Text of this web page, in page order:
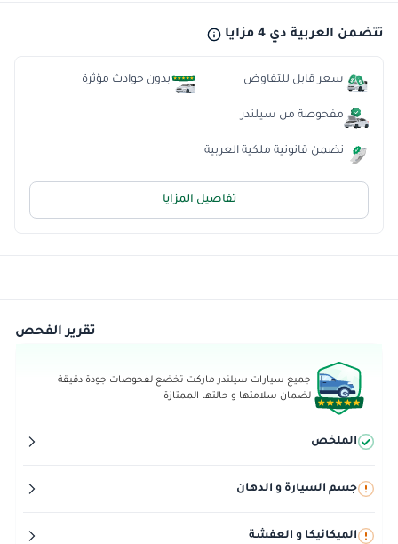
تتضمن العربية دي 4 مزايا
سعر قابل للتفاوض
مفحوصة من سيلندر
نضمن قانونية ملكية العربية
بدون حوادث مؤثرة
تفاصيل المزايا
تقرير الفحص
جميع سيارات سيلندر ماركت تخضع لفحوصات جودة دقيقة
لضمان سلامتها و حالتها الممتازة
الملخص
جسم السيارة و الدهان
الميكانيكا و العفشة